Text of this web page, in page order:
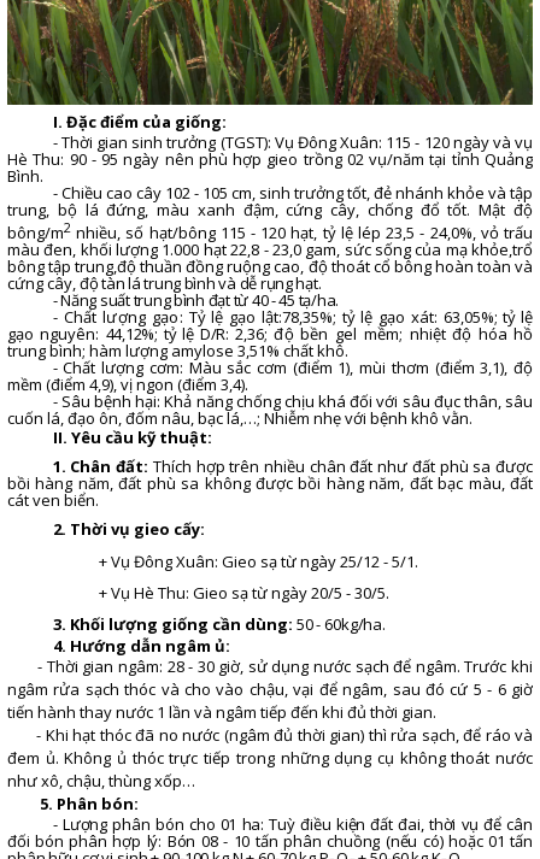
I. Đặc điểm của giống:
- Thời gian sinh trưởng (TGST): Vụ Đông Xuân: 115 - 120 ngày và vụ
Hè Thu: 90 - 95 ngày nên phù hợp gieo trồng 02 vụ/năm tại tỉnh Quảng
Bình.
- Chiều cao cây 102 - 105 cm, sinh trưởng tốt, đẻ nhánh khỏe và tập
trung, bộ lá đứng, màu xanh đậm, cứng cây, chống đổ tốt. Mật độ
bông/m2 nhiều, số hạt/bông 115 - 120 hạt, tỷ lệ lép 23,5 - 24,0%, vỏ trấu
màu đen, khối lượng 1.000 hạt 22,8 - 23,0 gam, sức sống của mạkhỏe,trổ
bông tập trung,độ thuần đồng ruộngcao, độ thoát cổ bông hoàn toàn và
cứng cây,độ tàn lá trung bình và dễ rụng hạt.
- Năng suất trung bình đạt từ 40 - 45 tạ/ha.
- Chất lượng gạo: Tỷ lệ gạo lật:78,35%; tỷ lệ gạo xát: 63,05%; tỷ lệ
gạo nguyên: 44,12%; tỷ lệ D/R:2,36;độ bền gel mềm; nhiệt độ hóa hồ
trung bình; hàm lượng amylose 3,51% chất khô.
- Chất lượng cơm: Màu sắc cơm (điểm 1), mùi thơm (điểm 3,1), độ
mềm (điểm 4,9), vị ngon (điểm 3,4).
- Sâu bệnh hại:Khả năng chống chịu khá đối với sâu đục thân, sâu
cuốn lá, đạo ôn, đốm nâu, bạc lá,…; Nhiễm nhẹ với bệnh khô vằn.
II. Yêu cầu kỹ thuật:
1. Chân đất: Thích hợp trên nhiều chân đất như đất phù sa được
bồi hàng năm, đất phù sa không được bồi hàng năm, đất bạc màu, đất
cát ven biển.
2. Thời vụ gieo cấy:
+ Vụ Đông Xuân: Gieo sạ từ ngày 25/12 - 5/1.
+ Vụ Hè Thu: Gieo sạ từ ngày 20/5 - 30/5.
3. Khối lượng giống cần dùng: 50 - 60kg/ha.
4. Hướng dẫn ngâm ủ:
- Thời gian ngâm: 28 - 30 giờ, sử dụng nước sạch để ngâm. Trước khi
ngâm rửa sạch thóc và cho vào chậu, vại để ngâm, sau đó cứ 5 - 6 giờ
tiến hành thay nước 1 lần và ngâm tiếp đến khi đủ thời gian.
- Khi hạt thóc đã no nước (ngâm đủ thời gian) thì rửa sạch, để ráo và
đem ủ. Không ủ thóc trực tiếp trong những dụng cụ không thoát nước
như xô, chậu, thùng xốp…
5. Phân bón:
- Lượng phân bón cho 01 ha: Tuỳ điều kiện đất đai, thời vụ để cân
đối bón phân hợp lý: Bón 08 - 10 tấn phân chuồng (nếu có) hoặc01 tấn